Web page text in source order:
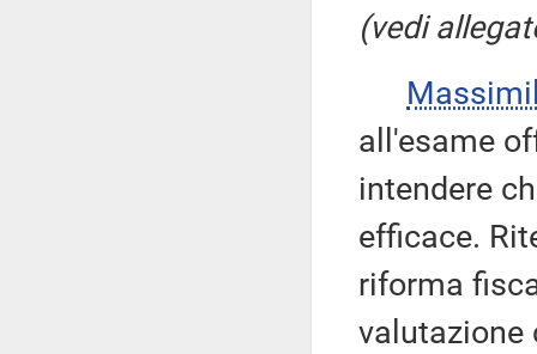
(vedi
all'esame
intendere
efficace.
riforma
valutazione